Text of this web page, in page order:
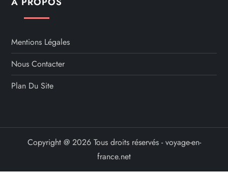
Mentions Légales
Nous Contacter
Plan Du Site
Copyright @ 2026 Tous droits réservés - voyage-en-
france.net